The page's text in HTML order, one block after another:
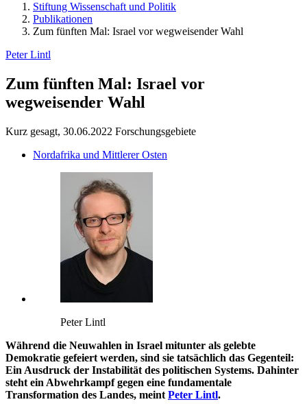
Stiftung Wissenschaft und Politik
Publikationen
Zum fünften Mal: Israel vor wegweisender Wahl
Peter Lintl
Zum fünften Mal: Israel vor
wegweisender Wahl
Kurz gesagt, 30.06.2022 Forschungsgebiete
Nordafrika und Mittlerer Osten
Peter Lintl
Während die Neuwahlen in Israel mitunter als gelebte
Demokratie gefeiert werden, sind sie tatsächlich das Gegenteil:
Ein Ausdruck der Instabilität des politischen Systems. Dahinter
steht ein Abwehrkampf gegen eine fundamentale
Transformation des Landes, meint Peter Lintl.